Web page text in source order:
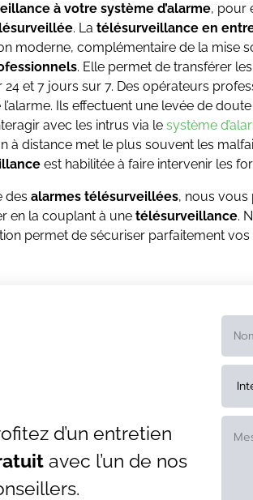
à votre système d’alarme, pour
. La télésurveillance en
moderne, complémentaire de la mise
. Elle permet de transférer
24 et 7 jours sur 7. Des opérateurs
Ils effectuent une levée de
avec les intrus via le système
à distance met le plus souvent les
est habilitée à faire intervenir les
des alarmes télésurveillées, nous vous
en la couplant à une télésurveillance.
permet de sécuriser parfaitement
d’un entretien
avec l’un de nos